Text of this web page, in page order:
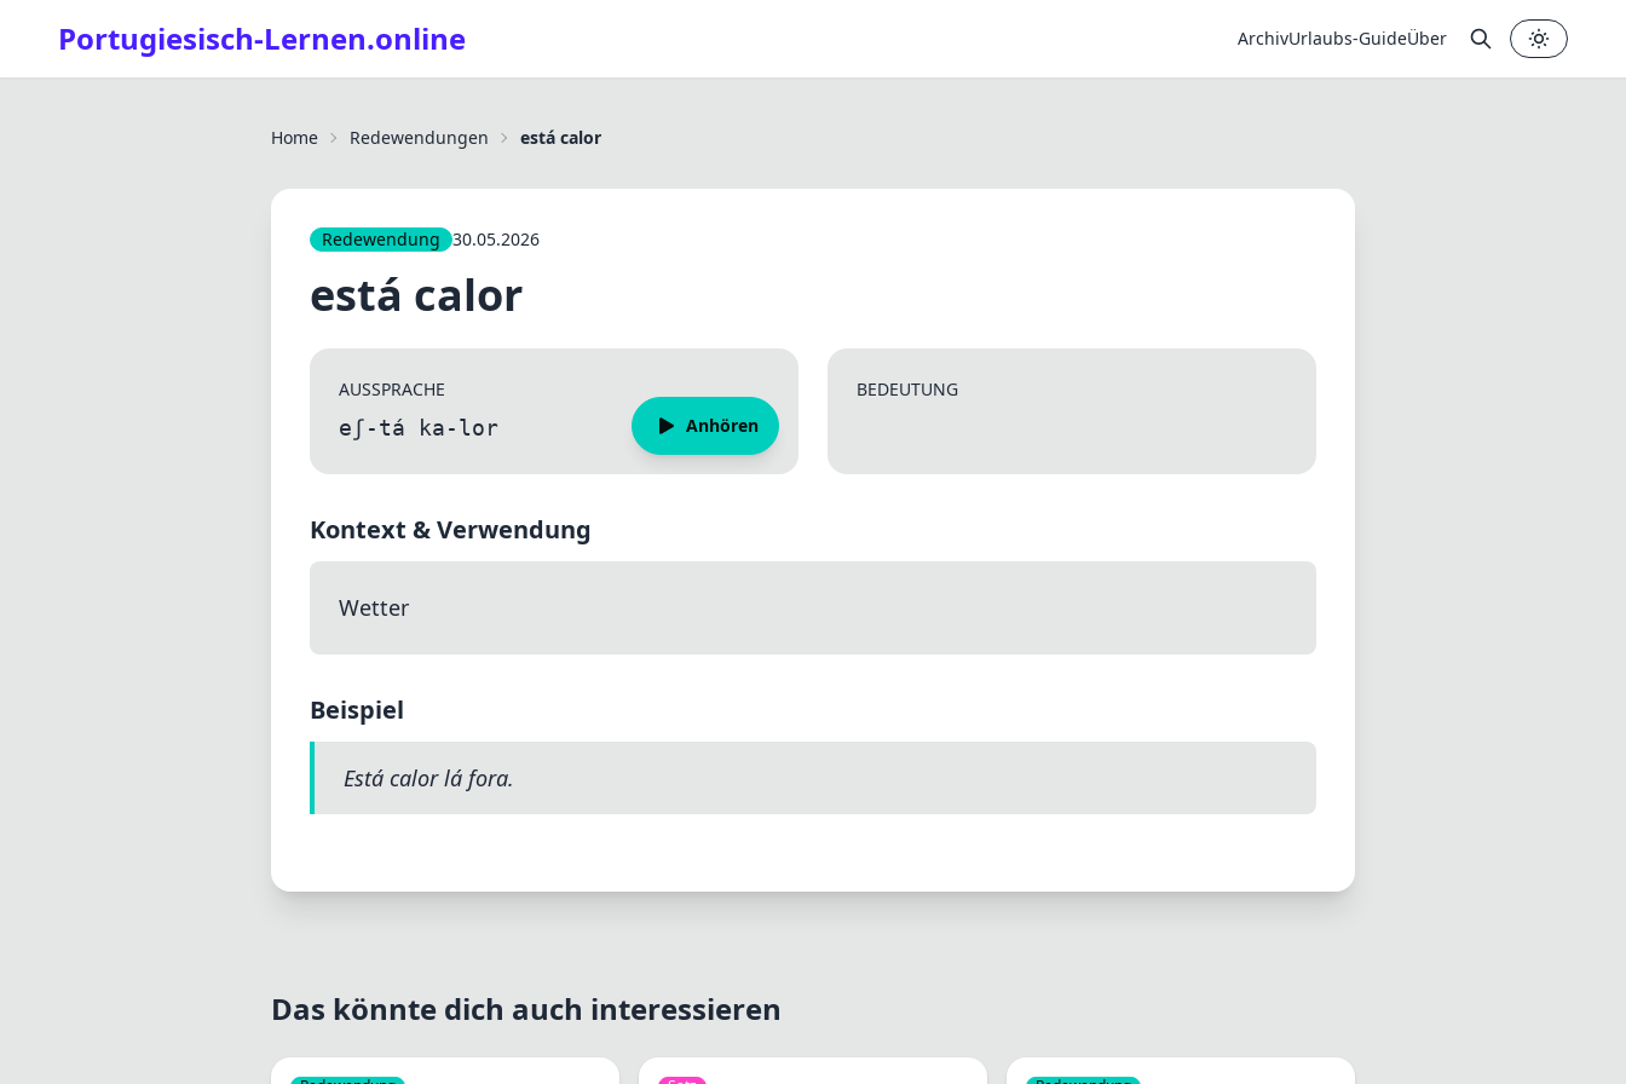
Portugiesisch-Lernen.online ArchivUrlaubs-GuideÜber
Home Redewendungen está calor
Redewendung 30.05.2026
está calor
AUSSPRACHE
eʃ-tá ka-lor Anhören
BEDEUTUNG
Kontext & Verwendung
Wetter
Beispiel
Está calor lá fora.
Das könnte dich auch interessieren